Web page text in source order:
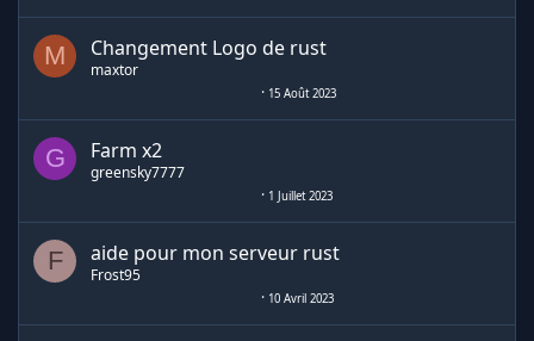
M Changement Logo de rust
maxtor
15 Août 2023
G Farm x2
greensky7777
1 Juillet 2023
F aide pour mon serveur rust
Frost95
10 Avril 2023